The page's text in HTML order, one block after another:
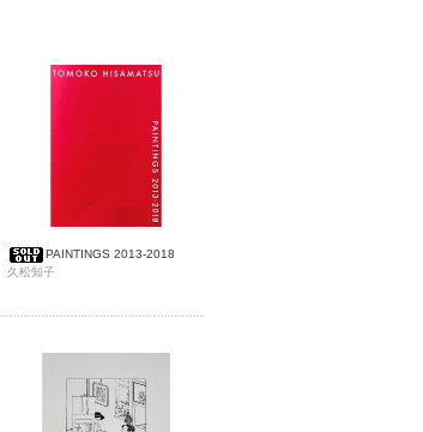
PAINTINGS 2013-2018
久松知子